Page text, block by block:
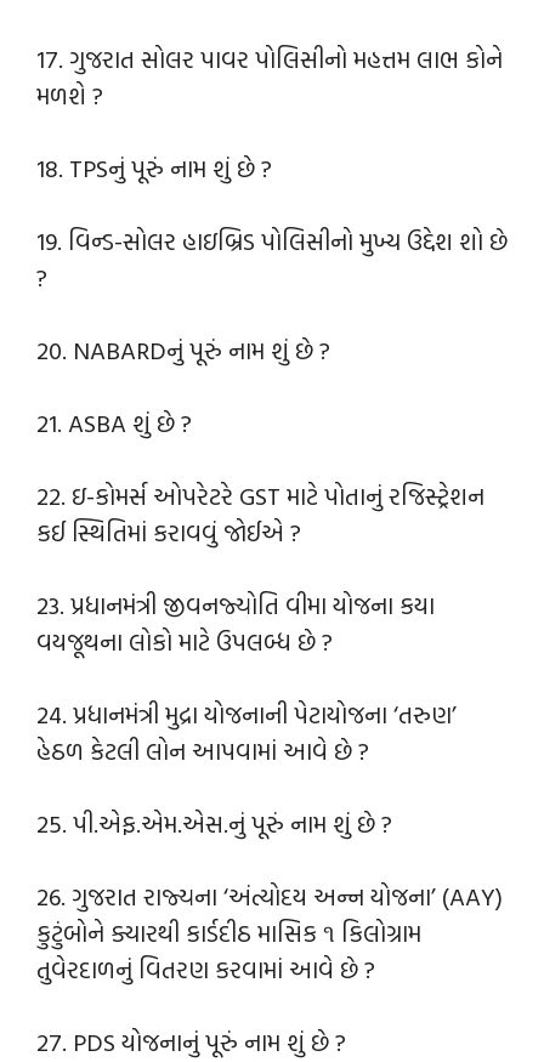
17. ગુજરાત સોલર પાવર પોલિસીનો મહત્તમ લાભ કોને
મળશે ?
18. TPSનું પૂરું નામ શું છે ?
19. વિન્ડ-સોલર હાઇબ્રિડ પોલિસીનો મુખ્ય ઉદ્દેશ શો છે
?
20. NABARDનું પૂરું નામ શું છે ?
21. ASBA શું છે ?
22. ઇ-કોમર્સ ઓપરેટરે GST માટે પોતાનું રજિસ્ટ્રેશન
કઈ સ્થિતિમાં કરાવવું જોઈએ ?
23. પ્રધાનમંત્રી જીવનજ્યોતિ વીમા યોજના કયા
વયજૂથના લોકો માટે ઉપલબ્ધ છે ?
24. પ્રધાનમંત્રી મુદ્રા યોજનાની પેટાયોજના ‘તરુણ’
હેઠળ કેટલી લોન આપવામાં આવે છે ?
25. પી.એફ.એમ.એસ.નું પૂરું નામ શું છે ?
26. ગુજરાત રાજ્યના ‘અંત્યોદય અન્ન યોજના’ (AAY)
કુટુંબોને ક્યારથી કાર્ડદીઠ માસિક ૧ કિલોગ્રામ
તુવેરદાળનું વિતરણ કરવામાં આવે છે ?
27. PDS યોજનાનું પૂરું નામ શું છે ?